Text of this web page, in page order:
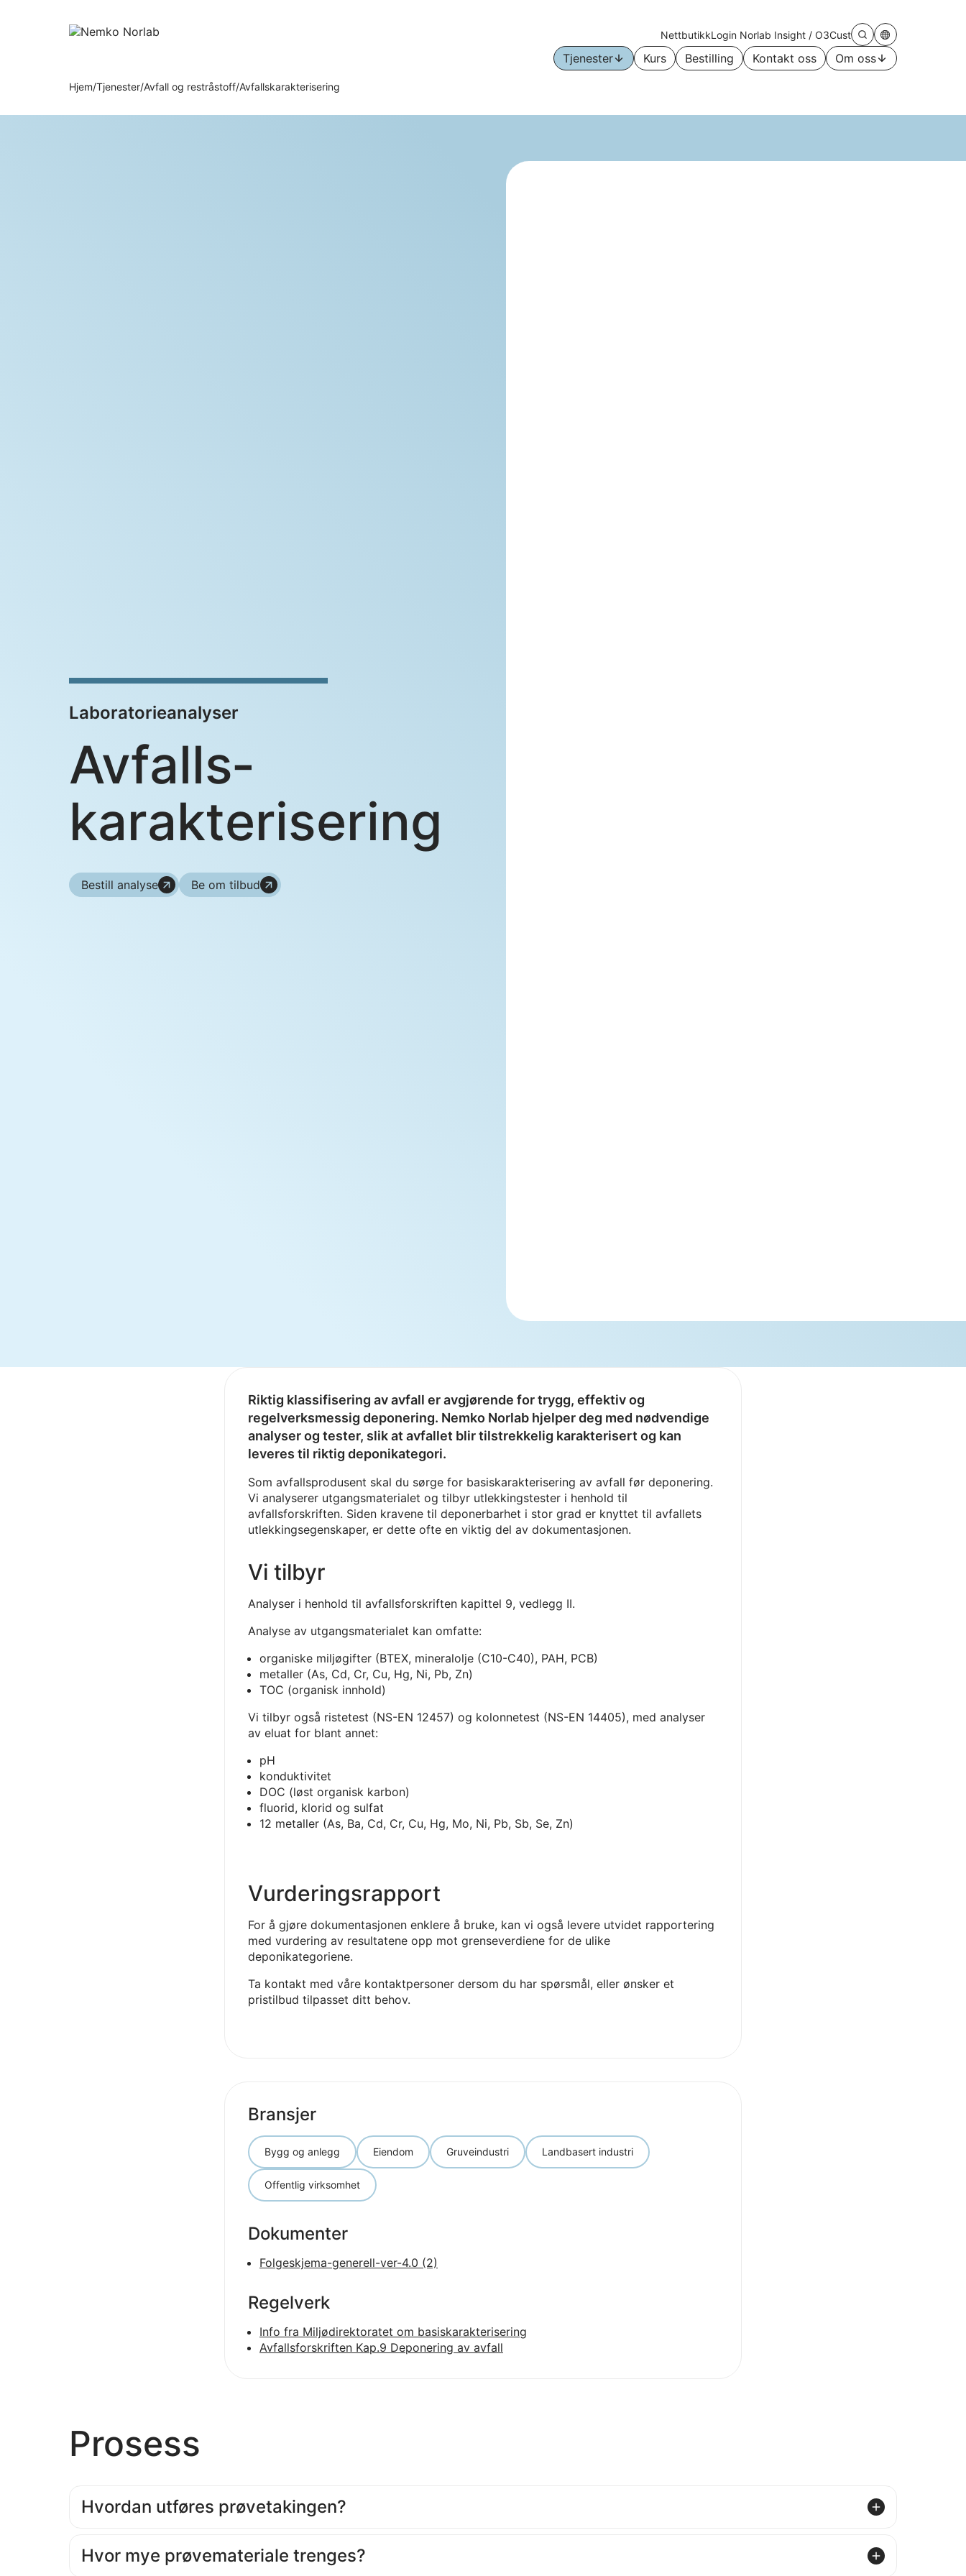
hovedinnhold
NettbutikkLogin Norlab Insight / O3Cust
Søk
på
siden
Gå
til
automatisk
oversatt
Google)
Tjenester Åpne/lukk
Kurs Bestilling Kontakt oss Om oss Åpne/lukk
Hjem Tjenester Avfall og restråstoff Avfalls­karakterisering
Laboratorieanalyser
Avfalls­
karakterisering
Bestill analyse Be om tilbud
Riktig klassifisering av avfall er avgjørende for trygg, effektiv og
regelverksmessig deponering. Nemko Norlab hjelper deg med nødvendige
analyser og tester, slik at avfallet blir tilstrekkelig karakterisert og kan
leveres til riktig deponikategori.
Som avfallsprodusent skal du sørge for basiskarakterisering av avfall før deponering.
Vi analyserer utgangsmaterialet og tilbyr utlekkingstester i henhold til
avfallsforskriften. Siden kravene til deponerbarhet i stor grad er knyttet til avfallets
utlekkingsegenskaper, er dette ofte en viktig del av dokumentasjonen.
Vi tilbyr
Analyser i henhold til avfallsforskriften kapittel 9, vedlegg II.
Analyse av utgangsmaterialet kan omfatte:
organiske miljøgifter (BTEX, mineralolje (C10-C40), PAH, PCB)
metaller (As, Cd, Cr, Cu, Hg, Ni, Pb, Zn)
TOC (organisk innhold)
Vi tilbyr også ristetest (NS-EN 12457) og kolonnetest (NS-EN 14405), med analyser
av eluat for blant annet:
pH
konduktivitet
DOC (løst organisk karbon)
fluorid, klorid og sulfat
12 metaller (As, Ba, Cd, Cr, Cu, Hg, Mo, Ni, Pb, Sb, Se, Zn)
Vurderingsrapport
For å gjøre dokumentasjonen enklere å bruke, kan vi også levere utvidet rapportering
med vurdering av resultatene opp mot grenseverdiene for de ulike
deponikategoriene.
Ta kontakt med våre kontaktpersoner dersom du har spørsmål, eller ønsker et
pristilbud tilpasset ditt behov.
Bransjer
Bygg og anlegg Eiendom Gruveindustri Landbasert industri
Offentlig virksomhet
Dokumenter
Folgeskjema-generell-ver-4.0 (2)
Regelverk
Info fra Miljødirektoratet om basiskarakterisering
Avfallsforskriften Kap.9 Deponering av avfall
Prosess
Hvordan utføres prøvetakingen?
Hvor mye prøvemateriale trenges?